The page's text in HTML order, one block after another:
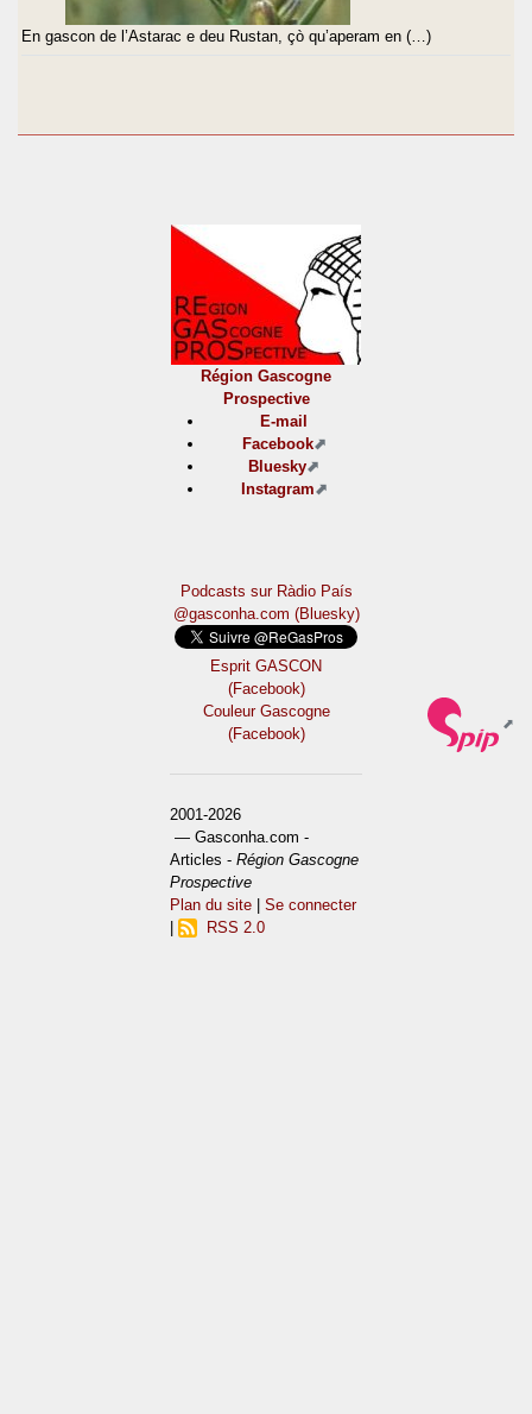
En gascon de l’Astarac e deu Rustan, çò qu’aperam en (…)
Région Gascogne
Prospective
E-mail
Facebook
Bluesky
Instagram
Podcasts sur Ràdio País
@gasconha.com (Bluesky)
Esprit GASCON
(Facebook)
Couleur Gascogne
(Facebook)
2001-2026
— Gasconha.com -
Articles -Région Gascogne
Prospective
Plan du site |Se connecter
RSS 2.0